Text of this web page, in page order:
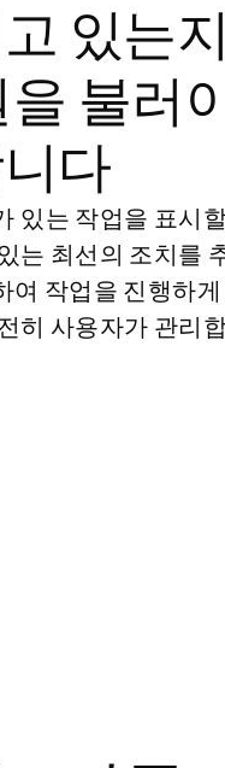
있는
불러
다
있는 작업을 표시
는 최선의 조치를
여 작업을 진행하
히 사용자가 관리